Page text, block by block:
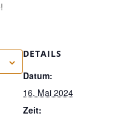
DETAILS
Datum:
16. Mai 2024
Zeit: